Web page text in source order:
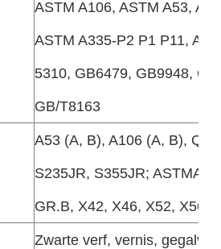
ASTM A106, ASTM A53,
ASTM A335-P2 P1 P11,
5310, GB6479, GB9948,
GB/T8163
A53 (A, B), A106 (A, B),
S235JR, S355JR;
GR.B, X42, X46, X52, X56,
Zwarte verf, vernis,